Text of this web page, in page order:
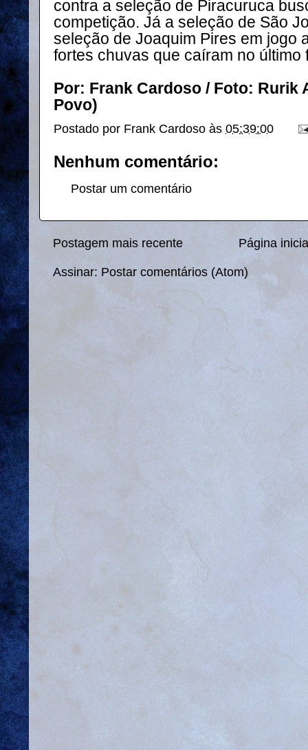
contra a seleção de Piracuruca
competição. Já a seleção de São
seleção de Joaquim Pires em jogo
fortes chuvas que caíram no último
Por: Frank Cardoso / Foto: Rurik
Povo)
Postado por Frank Cardoso às 05:39:00
Nenhum comentário:
Postar um comentário
Postagem mais recente Página
Assinar: Postar comentários (Atom)